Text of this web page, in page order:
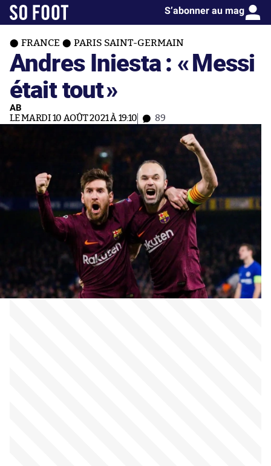
S’abonner au mag
FRANCE PARIS SAINT-GERMAIN
Andres Iniesta : «Messi
était tout»
AB
LE MARDI 10 AOÛT 2021 À 19:10 89